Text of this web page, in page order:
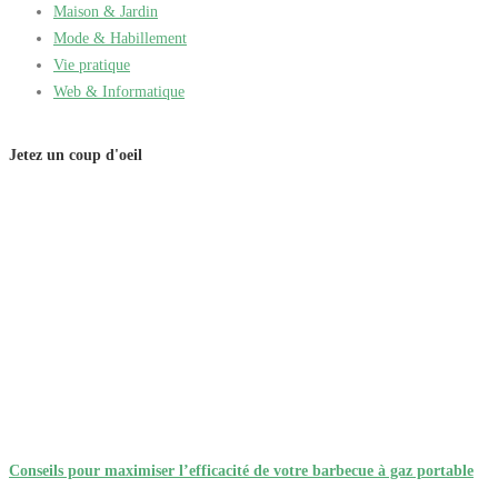
Maison & Jardin
Mode & Habillement
Vie pratique
Web & Informatique
Jetez un coup d'oeil
Conseils pour maximiser l’efficacité de votre barbecue à gaz portable